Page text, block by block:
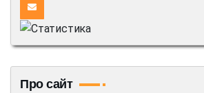
Про сайт